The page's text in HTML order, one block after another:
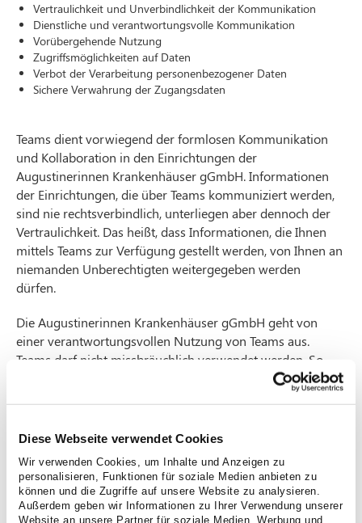
Diese Webseite verwendet Cookies
Wir verwenden Cookies, um Inhalte und Anzeigen zu
personalisieren, Funktionen für soziale Medien anbieten zu
können und die Zugriffe auf unsere Website zu analysieren.
Außerdem geben wir Informationen zu Ihrer Verwendung unserer
Website an unsere Partner für soziale Medien, Werbung und
Vertraulichkeit und Unverbindlichkeit der Kommunikation
Dienstliche und verantwortungsvolle Kommunikation
Vorübergehende Nutzung
Zugriffsmöglichkeiten auf Daten
Verbot der Verarbeitung personenbezogener Daten
Sichere Verwahrung der Zugangsdaten
Teams dient vorwiegend der formlosen Kommunikation
und Kollaboration in den Einrichtungen der
Augustinerinnen Krankenhäuser gGmbH. Informationen
der Einrichtungen, die über Teams kommuniziert werden,
sind nie rechtsverbindlich, unterliegen aber dennoch der
Vertraulichkeit. Das heißt, dass Informationen, die Ihnen
mittels Teams zur Verfügung gestellt werden, von Ihnen an
niemanden Unberechtigten weitergegeben werden
dürfen.
Die Augustinerinnen Krankenhäuser gGmbH geht von
einer verantwortungsvollen Nutzung von Teams aus.
Teams darf nicht missbräuchlich verwendet werden. So
wird das Einstellen von Inhalten die nicht mit geltendem
Recht, wie dem Verfassungsschutz, zwingen nachverfolgt
grundlegenden Regeln:
Von Videokonferenzen dürfen keine Aufnahmen und keine
Mitschnitte (z.B. mit dem Smartphone) angefertigt werden!
Eine Weiterleitung des Einladungslinks an dritte Personen ist
verboten!